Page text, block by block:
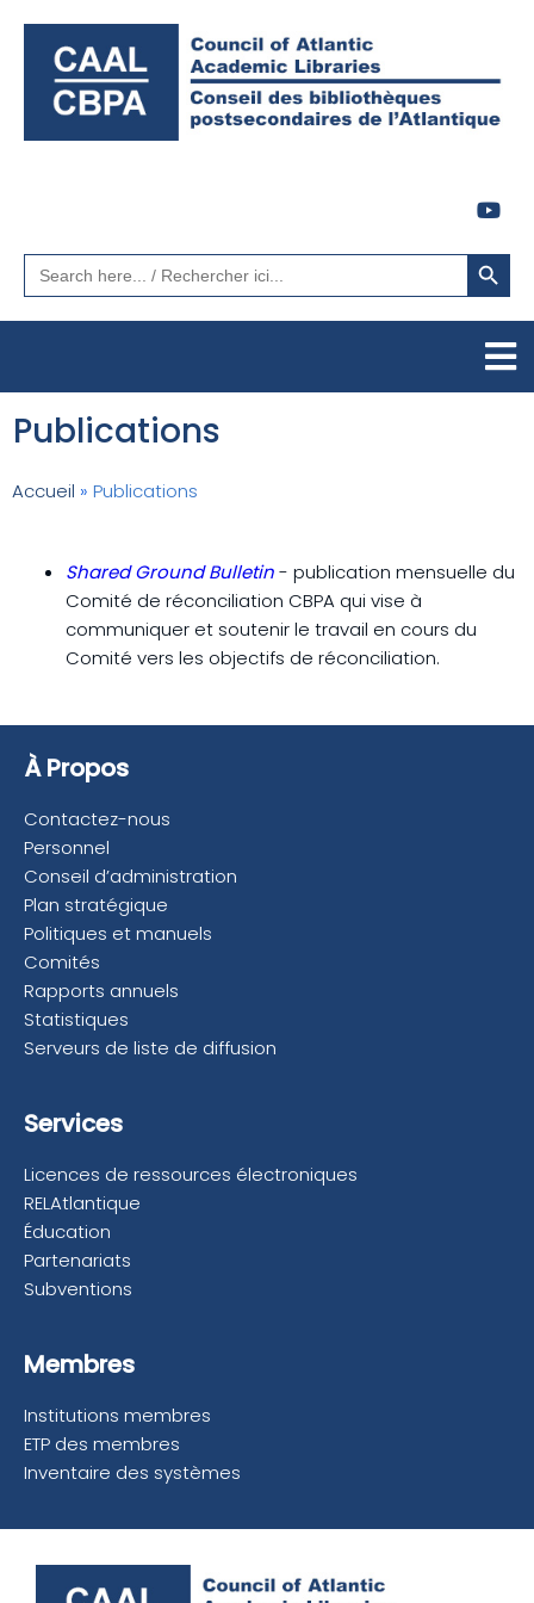
Search
for:
Search Button
Publications
Accueil » Publications
Shared Ground Bulletin- publication mensuelle du
Comité de réconciliation CBPA qui vise à
communiquer et soutenir le travail en cours du
Comité vers les objectifs de réconciliation.
À Propos
Contactez-nous
Personnel
Conseil d’administration
Plan stratégique
Politiques et manuels
Comités
Rapports annuels
Statistiques
Serveurs de liste de diffusion
Services
Licences de ressources électroniques
RELAtlantique
Éducation
Partenariats
Subventions
Membres
Institutions membres
ETP des membres
Inventaire des systèmes